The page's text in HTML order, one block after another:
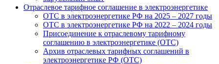
Отраслевое тарифное соглашение в электроэнергетике
ОТС в электроэнергетике РФ на 2025 – 2027 годы
ОТС в электроэнергетике РФ на 2022 – 2024 годы
Присоединение к отраслевому тарифному
соглашению в электроэнергетике (ОТС)
Архив отраслевых тарифных соглашений в
электроэнергетике РФ (ОТС)